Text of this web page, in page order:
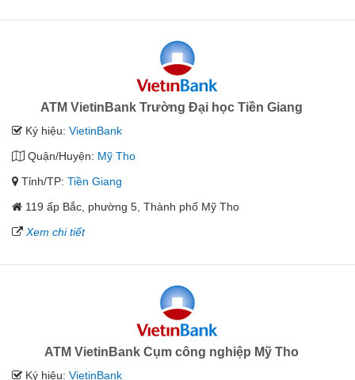
ATM VietinBank Trường Đại học Tiền Giang
Ký hiệu: VietinBank
Quận/Huyện: Mỹ Tho
Tỉnh/TP: Tiền Giang
119 ấp Bắc, phường 5, Thành phố Mỹ Tho
Xem chi tiết
ATM VietinBank Cụm công nghiệp Mỹ Tho
Ký hiệu: VietinBank